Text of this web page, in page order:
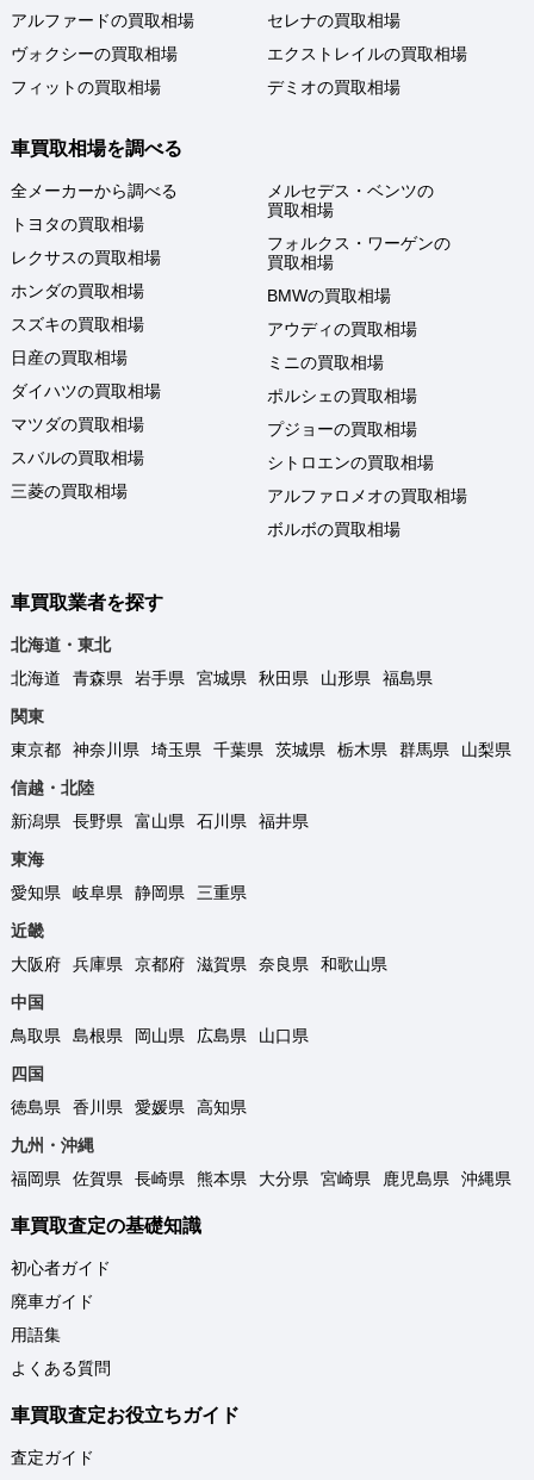
アルファードの買取相場
ヴォクシーの買取相場
フィットの買取相場
セレナの買取相場
エクストレイルの買取相場
デミオの買取相場
車買取相場を調べる
全メーカーから調べる
トヨタの買取相場
レクサスの買取相場
ホンダの買取相場
スズキの買取相場
日産の買取相場
ダイハツの買取相場
マツダの買取相場
スバルの買取相場
三菱の買取相場
メルセデス・ベンツの
買取相場
フォルクス・ワーゲンの
買取相場
BMWの買取相場
アウディの買取相場
ミニの買取相場
ポルシェの買取相場
プジョーの買取相場
シトロエンの買取相場
アルファロメオの買取相場
ボルボの買取相場
車買取業者を探す
北海道・東北
北海道
青森県 岩手県 宮城県 秋田県 山形県
福島県
関東
東京都
神奈川県 埼玉県 千葉県 茨城県 栃木県 群馬県
山梨県
信越・北陸
新潟県
長野県 富山県 石川県
福井県
東海
愛知県
岐阜県 静岡県
三重県
近畿
大阪府
兵庫県 京都府 滋賀県 奈良県
和歌山県
中国
鳥取県
島根県 岡山県 広島県
山口県
四国
徳島県
香川県 愛媛県
高知県
九州・沖縄
福岡県
佐賀県 長崎県 熊本県 大分県 宮崎県 鹿児島県 沖縄県
車買取査定の基礎知識
初心者ガイド
廃車ガイド
用語集
よくある質問
車買取査定お役立ちガイド
査定ガイド